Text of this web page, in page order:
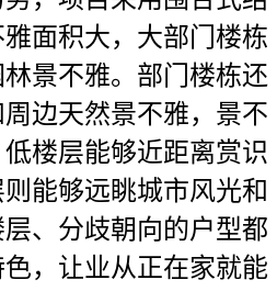
面积大，大部门楼栋
景不雅。部门楼栋还
边天然景不雅，景不
楼层能够近距离赏识
能够远眺城市风光和
、分歧朝向的户型都
，让业从正在家就能